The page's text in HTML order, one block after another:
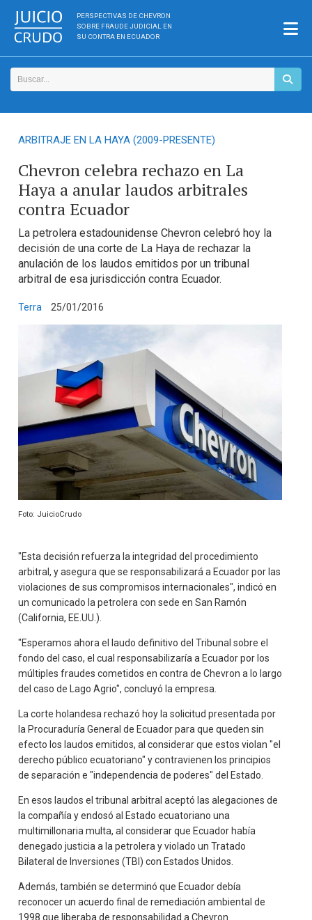
PERSPECTIVAS DE CHEVRON
SOBRE FRAUDE JUDICIAL EN
SU CONTRA EN ECUADOR
ARBITRAJE EN LA HAYA (2009-PRESENTE)
Chevron celebra rechazo en La
Haya a anular laudos arbitrales
contra Ecuador
La petrolera estadounidense Chevron celebró hoy la
decisión de una corte de La Haya de rechazar la
anulación de los laudos emitidos por un tribunal
arbitral de esa jurisdicción contra Ecuador.
Terra 25/01/2016
Foto: JuicioCrudo
"Esta decisión refuerza la integridad del procedimiento
arbitral, y asegura que se responsabilizará a Ecuador por las
violaciones de sus compromisos internacionales", indicó en
un comunicado la petrolera con sede en San Ramón
(California, EE.UU.).
"Esperamos ahora el laudo definitivo del Tribunal sobre el
fondo del caso, el cual responsabilizaría a Ecuador por los
múltiples fraudes cometidos en contra de Chevron a lo largo
del caso de Lago Agrio", concluyó la empresa.
La corte holandesa rechazó hoy la solicitud presentada por
la Procuraduría General de Ecuador para que queden sin
efecto los laudos emitidos, al considerar que estos violan "el
derecho público ecuatoriano" y contravienen los principios
de separación e "independencia de poderes" del Estado.
En esos laudos el tribunal arbitral aceptó las alegaciones de
la compañía y endosó al Estado ecuatoriano una
multimillonaria multa, al considerar que Ecuador había
denegado justicia a la petrolera y violado un Tratado
Bilateral de Inversiones (TBI) con Estados Unidos.
Además, también se determinó que Ecuador debía
reconocer un acuerdo final de remediación ambiental de
1998 que liberaba de responsabilidad a Chevron.